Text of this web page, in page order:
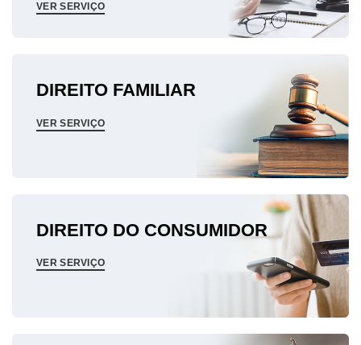
VER SERVIÇO
DIREITO FAMILIAR
VER SERVIÇO
DIREITO DO CONSUMIDOR
VER SERVIÇO